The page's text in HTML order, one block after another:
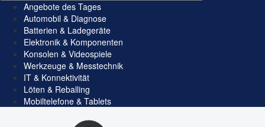
Angebote des Tages
Automobil & Diagnose
Batterien & Ladegeräte
Elektronik & Komponenten
Konsolen & Videospiele
Werkzeuge & Messtechnik
IT & Konnektivität
Löten & Reballing
Mobiltelefone & Tablets